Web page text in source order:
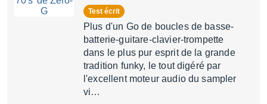
Test écrit
Plus d'un Go de boucles de basse-
batterie-guitare-clavier-trompette
dans le plus pur esprit de la grande
tradition funky, le tout digéré par
l'excellent moteur audio du sampler
vi…